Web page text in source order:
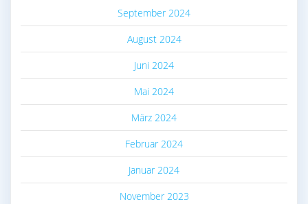
September 2024
August 2024
Juni 2024
Mai 2024
März 2024
Februar 2024
Januar 2024
November 2023